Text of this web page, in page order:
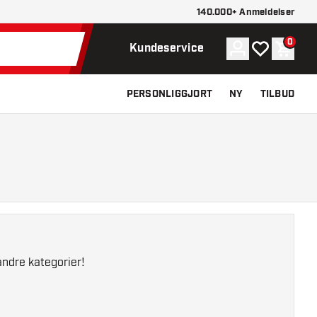
140.000+ Anmeldelser
Kundeservice Konto
Min 0
PERSONLIGGJORT NY TILBUD
kategorier!